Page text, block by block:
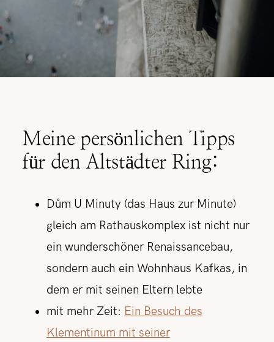
Meine persönlichen Tipps
für den Altstädter Ring:
Dům U Minuty (das Haus zur Minute)
gleich am Rathauskomplex ist nicht nur
ein wunderschöner Renaissancebau,
sondern auch ein Wohnhaus Kafkas, in
dem er mit seinen Eltern lebte
mit mehr Zeit: Ein Besuch des
Klementinum mit seiner